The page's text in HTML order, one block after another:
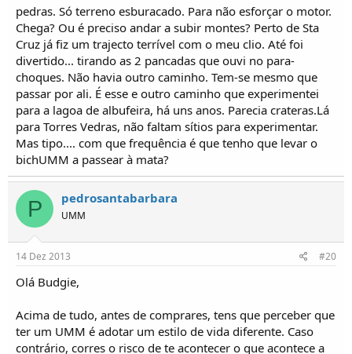
e ficas completamente contagiada pelo TT.
Falo pela minha experiência pessoal, posso dizer que quando um dia me corre menos bem
quando parece que carrego o mundo nos ombros pego no UMM e vou fazer uns
cruzamentos de eixos.
Por norma sozinho sem avisar ninguém. vou a trilhos conhecidos onde à partida sei que
não vou ter problemas.
Ao fim de 20 minutos pareço outro, os problemas continuam mas o facto de ir apreciar a
vida de outro prisma torna tudo mais simples.
Humberto Pinto
www.ArnaldoGomes.com
pedras. Só terreno esburacado. Para não esforçar o motor.
Chega? Ou é preciso andar a subir montes? Perto de Sta
Cruz já fiz um trajecto terrível com o meu clio. Até foi
divertido... tirando as 2 pancadas que ouvi no para-
choques. Não havia outro caminho. Tem-se mesmo que
passar por ali. É esse e outro caminho que experimentei
para a lagoa de albufeira, há uns anos. Parecia crateras.Lá
para Torres Vedras, não faltam sítios para experimentar.
Mas tipo.... com que frequência é que tenho que levar o
bichUMM a passear à mata?
P pedrosantabarbara
UMM
14 Dez 2013 #20
Olá Budgie,
Acima de tudo, antes de comprares, tens que perceber que
ter um UMM é adotar um estilo de vida diferente. Caso
contrário, corres o risco de te acontecer o que acontece a